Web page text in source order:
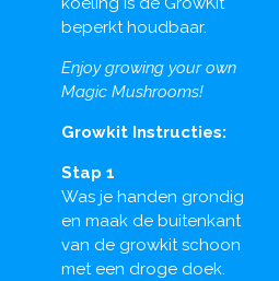
beperkt houdbaar.
Enjoy growing your own
Magic Mushrooms!
Growkit Instructies:
Stap 1
Was je handen grondig
en maak de buitenkant
van de growkit schoon
met een droge doek.